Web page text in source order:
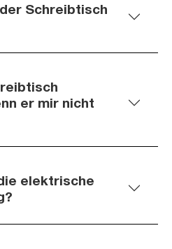
Schreibtisch
er mir nicht
elektrische